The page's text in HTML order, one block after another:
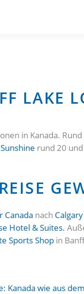
LAKE
in Kanada.
Sunshine rund 20
Canada nach Calgary
Hotel & Suites.
Sports Shop in
Kanada wie aus